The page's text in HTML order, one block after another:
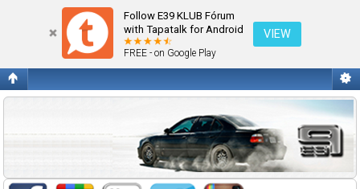
Follow E39 KLUB Fórum
with Tapatalk for Android
FREE - on Google Play
VIEW
Információ